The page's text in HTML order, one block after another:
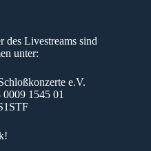
des Livestreams sind
unter:
e.V.
1545 01